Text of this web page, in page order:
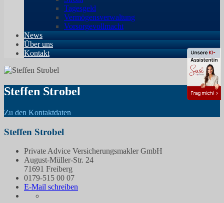
Tagesgeld
Vermögensverwaltung
Vorsorgevollmacht
News
Über uns
Kontakt
Steffen Strobel
Zu den Kontaktdaten
Steffen Strobel
Private Advice Versicherungsmakler GmbH
August-Müller-Str. 24
71691 Freiberg
0179-515 00 07
E-Mail schreiben